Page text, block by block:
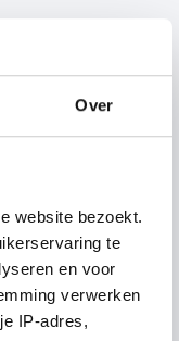
Over
website bezoekt.
te
en voor
verwerken
IP-adres,